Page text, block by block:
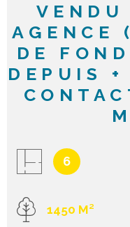
VENDU
AGENCE
DE
DEPUIS
6
1450 M²